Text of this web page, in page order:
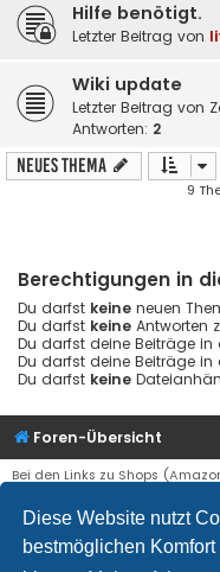
Diese Website nutzt
bestmöglichen
Hilfe benötigt.
Letzter Beitrag von
Wiki update
Letzter Beitrag von
Antworten: 2
Neues Thema
9
Berechtigungen in
Du darfst keine neuen
Du darfst keine Antworten
Du darfst deine Beiträge in
Du darfst deine Beiträge in
Du darfst keine
Foren-Übersicht
Bei den Links zu Shops
Stern (*) markiert sind,
den Kauf eines
Umsatzbeteiligung
Einnahmen helfen die